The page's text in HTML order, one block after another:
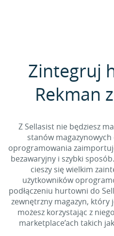
Zintegruj
Rekman
Z Sellasist nie będziesz
stanów
oprogramowania
bezawaryjny i szybki
cieszy się wielkim
użytkowników
podłączeniu hurtowni do
zewnętrzny magazyn, który
możesz korzystając z
marketplace’ach takich